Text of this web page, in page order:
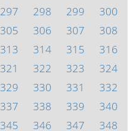
297 298 299
300
305 306 307
308
313 314 315
316
321 322 323
324
329 330 331
332
337 338 339
340
345 346 347 348